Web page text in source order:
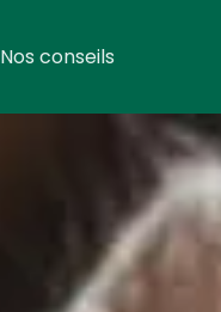
Nos conseils